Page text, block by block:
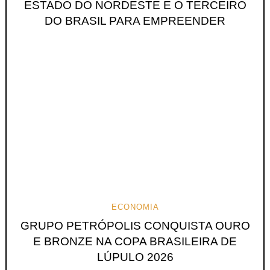
ESTADO DO NORDESTE E O TERCEIRO
DO BRASIL PARA EMPREENDER
ECONOMIA
GRUPO PETRÓPOLIS CONQUISTA OURO
E BRONZE NA COPA BRASILEIRA DE
LÚPULO 2026